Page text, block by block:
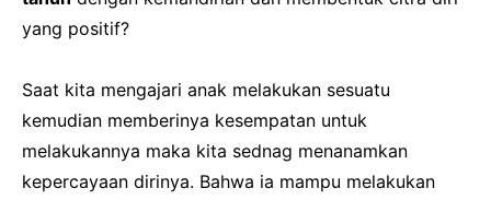
yang positif?
Saat kita mengajari anak melakukan sesuatu
kemudian memberinya kesempatan untuk
melakukannya maka kita sednag menanamkan
kepercayaan dirinya. Bahwa ia mampu melakukan